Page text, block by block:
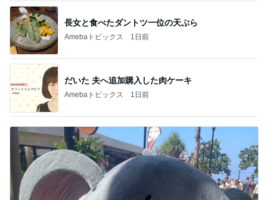
長女と食べたダントツ一位の天ぷら
Amebaトピックス 1日前
だいた 夫へ追加購入した肉ケーキ
Amebaトピックス 1日前